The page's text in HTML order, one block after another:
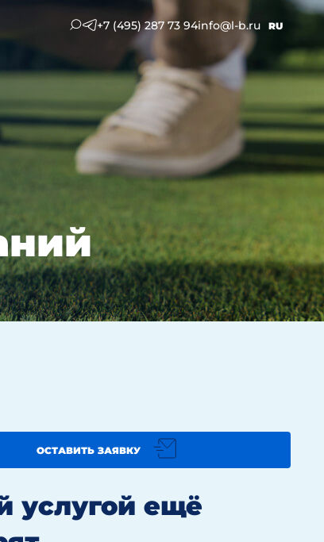
+7 (495) 287 73 94info@l-b.ru RU
ОСТАВИТЬ ЗАЯВКУ
услугой ещё